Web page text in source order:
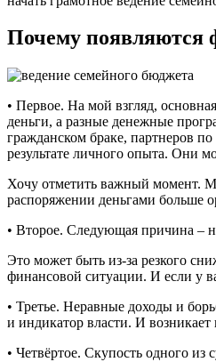
Почему появляются
• Первое. На мой взгляд,
деньги, а разные денежные
гражданском браке, партнеров
результате личного опыта. Они
Хочу отметить важный момент.
распоряжении деньгами больше
• Второе. Следующая причина –
Это может быть из-за резкого
финансовой ситуации. И если у
• Третье. Неравные доходы и
и индикатор власти. И возникает
• Четвёртое. Скупость одного